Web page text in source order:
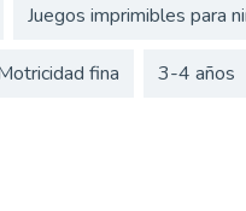
Juegos imprimibles para
fina 3-4 años